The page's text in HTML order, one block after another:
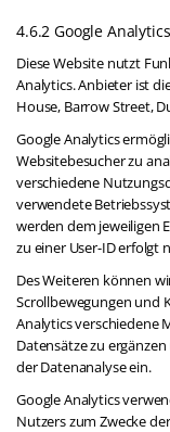
4.6.2 Google Analytics
Diese Website nutzt
Analytics. Anbieter ist
House, Barrow Street,
Google Analytics
Websitebesucher zu
verschiedene
verwendete
werden dem jeweiligen
zu einer User-ID erfolgt
Des Weiteren können
Scrollbewegungen und
Analytics verschiedene
Datensätze zu
der Datenanalyse ein.
Google Analytics
Nutzers zum Zwecke